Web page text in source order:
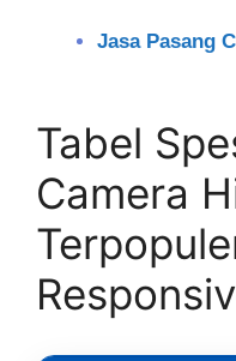
Jasa Pasang
Tabel
Camera